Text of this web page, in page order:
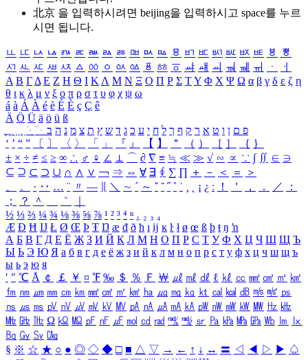
北京 을 입력하시려면 beijing을 입력하시고 space를 누르
시면 됩니다.
ㅥ ㅦ ㅧ ㅨ ㅩ ㅪ ㅫ ㅬ ㅭ ㅮ ㅯ ㅰ ㅱ ㅲ ㅳ ㅴ ㅵ ㅶ ㅷ ㅸ
ㅹ
ㅺ ㅻ ㅼ ㅽ ㅾ ㅿ ㆀ ㆁ ㆂ ㆃ ㆄ ㆅ ㆆ ㆇ ㆈ ㆉ ㆊ ㆋ ㆌ ㆍ
ㆎ
Α Β ΓΔ Ε Ζ Η Θ Ι ΚΛ Μ Ν Ξ Ο Π Ρ Σ ΤΥ Φ Χ Ψ Ω α β γ δ ε ζ η
θ ι κ λ μ ν ξ ο π ρ σ τ υ φ χ ψ ω
á à Á À é è É È ç Ç ê
Ä Ö Ü ä ö ü ß
ִֶֹ ֻּ ׁׂ פ ם ן ו ט א ר ק ף ך ל ח י ע כ ג ד ש ץ ת צ מ נ ה ב
‘ ’ “ ” 〔 〕 〈 〉 「 」 『 』 【 】 ＂ （ ） ［ ］ ｛ ｝
± × ÷ ≠ ≤ ≥ ∞ ∴ ♂ ♀ ∠ ⊥ ⌒ ∂ ∇ ≡ ≒ ≪ ≫ √ ∽ ∝ ∵ ∫ ∬ ∈ ∋
⊆ ⊇ ⊂ ⊃ ∪ ∩ ∧ ∨ ￢ ⇒ ⇔ ∀ ∃ ∮ ∑ ∏ ＋ － ＜ ＝
＞
、
。 · ‥ … ¨ 〃 ― ＼ ∼ ´ ～ ˇ ˘ ˝ ˚ ˙ ¸ ¡ ¿ ː ！ ＇ ， ． ／
：
；
？ ＾ ｀
½ ⅓ ⅔ ¼ ¾ ⅛ ⅜ ⅝ ⅞ ¹ ² ³ ⁴ ⁿ ₁ ₂ ₃ ₄
Æ Ð Ħ Ĳ Ł Ø Œ Þ Ŧ Ŋ æ đ ð ħ ı ĳ ĸ ŀ ł ø œ ß þ ŧ ŋ ŉ
А Б В Г Д Е Ё Ж З И Й К Л М Н О П Р С Т У Ф Х Ц Ч Ш Щ Ъ
Ы Ь Э Ю Я а б в г д е ё ж з и й к л м н о п р с т у ф х ц ч ш щ ъ
ы ь э ю я
′ ″ ℃ Å ￠ ￡ ￥ ¤ ℉ ‰ ＄ ％ Ｆ ￦ ㎕ ㎖ ㎗ ℓ ㎘ ㏄ ㎣ ㎤ ㎥ ㎦
㎙ ㎚ ㎛ ㎜ ㎝ ㎞ ㎟ ㎠ ㎡ ㎢ ㏊ ㎍ ㎎ ㎏ ㏏ ㎈ ㎉ ㏈ ㎧ ㎨ ㎰
㎱ ㎲ ㎳ ㎴ ㎵ ㎶ ㎷ ㎸ ㎹ ㎀ ㎁ ㎂ ㎃ ㎄ ㎺ ㎻ ㎽ ㎾ ㎿ ㎐ ㎑
㎒ ㎓ ㎔ Ω ㏀ ㏁ ㎊ ㎋ ㎌ ㏖ ㏅ ㎭ ㎮ ㎯ ㏛ ㎩ ㎪ ㎫ ㎬ ㏝ ㏐
㏓
㏃ ㏉ ㏜ ㏆
§ ※ ☆ ★ ○ ● ◎ ◇ ◆ □ ■ △ ▽ → ← ↑ ↓ ↔ 〓 ◁ ◀ ▷ ▶ ♤